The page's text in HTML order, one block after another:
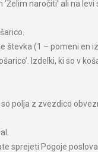
naročiti’ ali na levi
števka (1 – pomeni en
Izdelki, ki so v
polja z zvezdico
sprejeti Pogoje